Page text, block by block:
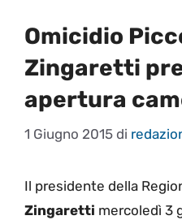
Omicidio
Zingaretti
apertura
1 Giugno 2015 di
Il presidente della
Zingaretti mercoledì 3